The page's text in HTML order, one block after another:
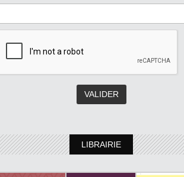
LIBRAIRIE